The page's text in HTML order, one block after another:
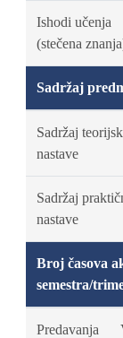
Ishodi učenja
(stečena
Sadržaj
Sadržaj
nastave
Sadržaj
nastave
Broj časova
semestra/
Predavanja